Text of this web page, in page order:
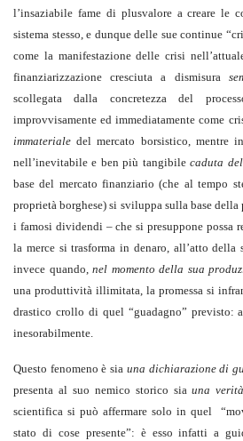
l’insaziabile fame di plusvalore a creare le
sistema stesso, e dunque delle sue continue
come la manifestazione delle crisi
finanziarizzazione cresciuta a dismisura
scollegata dalla concretezza del
improvvisamente ed immediatamente come
immateriale del mercato borsistico, mentre
nell’inevitabile e ben più tangibilecaduta
base del mercato finanziario (che al tempo
proprietà borghese) si sviluppa sulla base della
i famosi dividendi – che si presuppone possa
la merce si trasforma in denaro, all’atto della
invece quando, nel momento della sua
una produttività illimitata, la promessa si
drastico crollo di quel “guadagno” previsto:
inesorabilmente.
Questo fenomeno è sia una dichiarazione di
presenta al suo nemico storico siauna
scientifica si può affermare solo in quel
stato di cose presente”: è esso infatti a